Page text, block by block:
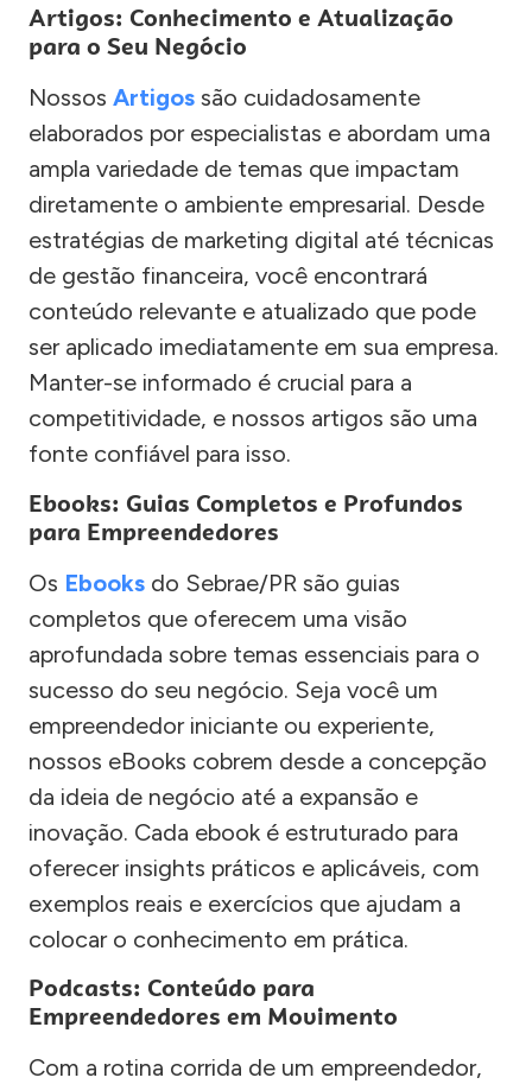
Artigos: Conhecimento e Atualização
para o Seu Negócio
Nossos Artigos são cuidadosamente
elaborados por especialistas e abordam uma
ampla variedade de temas que impactam
diretamente o ambiente empresarial. Desde
estratégias de marketing digital até técnicas
de gestão financeira, você encontrará
conteúdo relevante e atualizado que pode
ser aplicado imediatamente em sua empresa.
Manter-se informado é crucial para a
competitividade, e nossos artigos são uma
fonte confiável para isso.
Ebooks: Guias Completos e Profundos
para Empreendedores
Os Ebooks do Sebrae/PR são guias
completos que oferecem uma visão
aprofundada sobre temas essenciais para o
sucesso do seu negócio. Seja você um
empreendedor iniciante ou experiente,
nossos eBooks cobrem desde a concepção
da ideia de negócio até a expansão e
inovação. Cada ebook é estruturado para
oferecer insights práticos e aplicáveis, com
exemplos reais e exercícios que ajudam a
colocar o conhecimento em prática.
Podcasts: Conteúdo para
Empreendedores em Movimento
Com a rotina corrida de um empreendedor,